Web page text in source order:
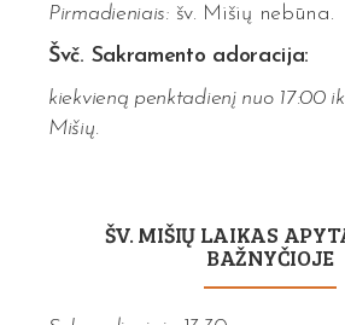
Pirmadieniais:šv. Mišių nebūna.
Švč. Sakramento adoracija:
kiekvieną penktadienį nuo 17:00
Mišių.
ŠV. MIŠIŲ LAIKAS
BAŽNYČIOJE